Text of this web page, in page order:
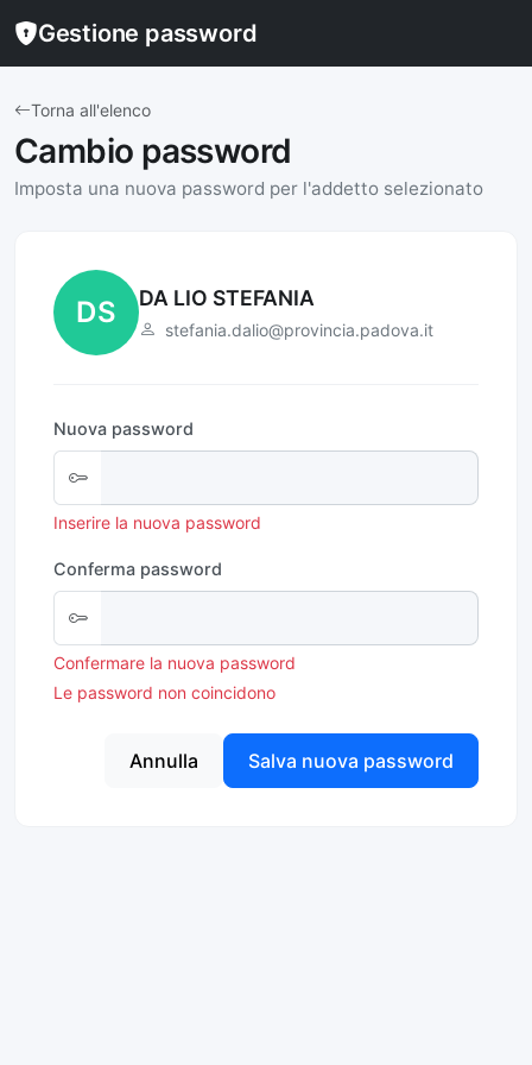
Gestione password
Torna all'elenco
Cambio password
Imposta una nuova password per l'addetto selezionato
DS DA LIO STEFANIA
stefania.dalio@provincia.padova.it
Nuova password
Inserire la nuova password
Conferma password
Confermare la nuova password
Le password non coincidono
Annulla